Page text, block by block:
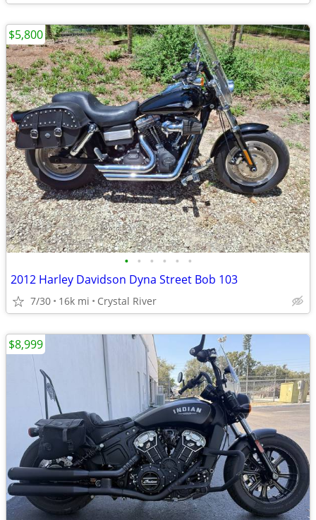
• • • • • •
2012 Harley Davidson Dyna Street Bob 103
7/30 16k mi Crystal River
$5,800
$8,999